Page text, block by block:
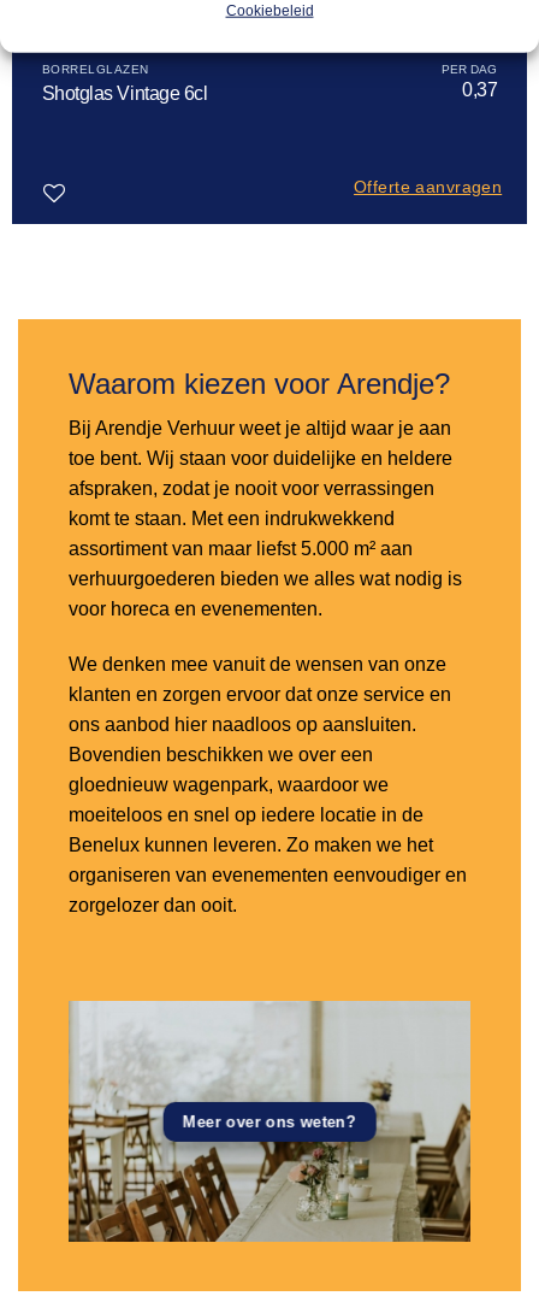
Cookiebeleid
BORRELGLAZEN
Shotglas Vintage 6cl 0,37
Offerte aanvragen
Waarom kiezen voor Arendje?
Bij Arendje Verhuur weet je altijd waar je aan
toe bent. Wij staan voor duidelijke en heldere
afspraken, zodat je nooit voor verrassingen
komt te staan. Met een indrukwekkend
assortiment van maar liefst 5.000 m² aan
verhuurgoederen bieden we alles wat nodig is
voor horeca en evenementen.
We denken mee vanuit de wensen van onze
klanten en zorgen ervoor dat onze service en
ons aanbod hier naadloos op aansluiten.
Bovendien beschikken we over een
gloednieuw wagenpark, waardoor we
moeiteloos en snel op iedere locatie in de
Benelux kunnen leveren. Zo maken we het
organiseren van evenementen eenvoudiger en
zorgelozer dan ooit.
Meer over ons weten?